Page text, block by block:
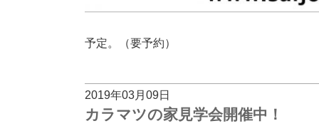
予定。（要予約）
2019年03月09日
カラマツの家見学会開催中！